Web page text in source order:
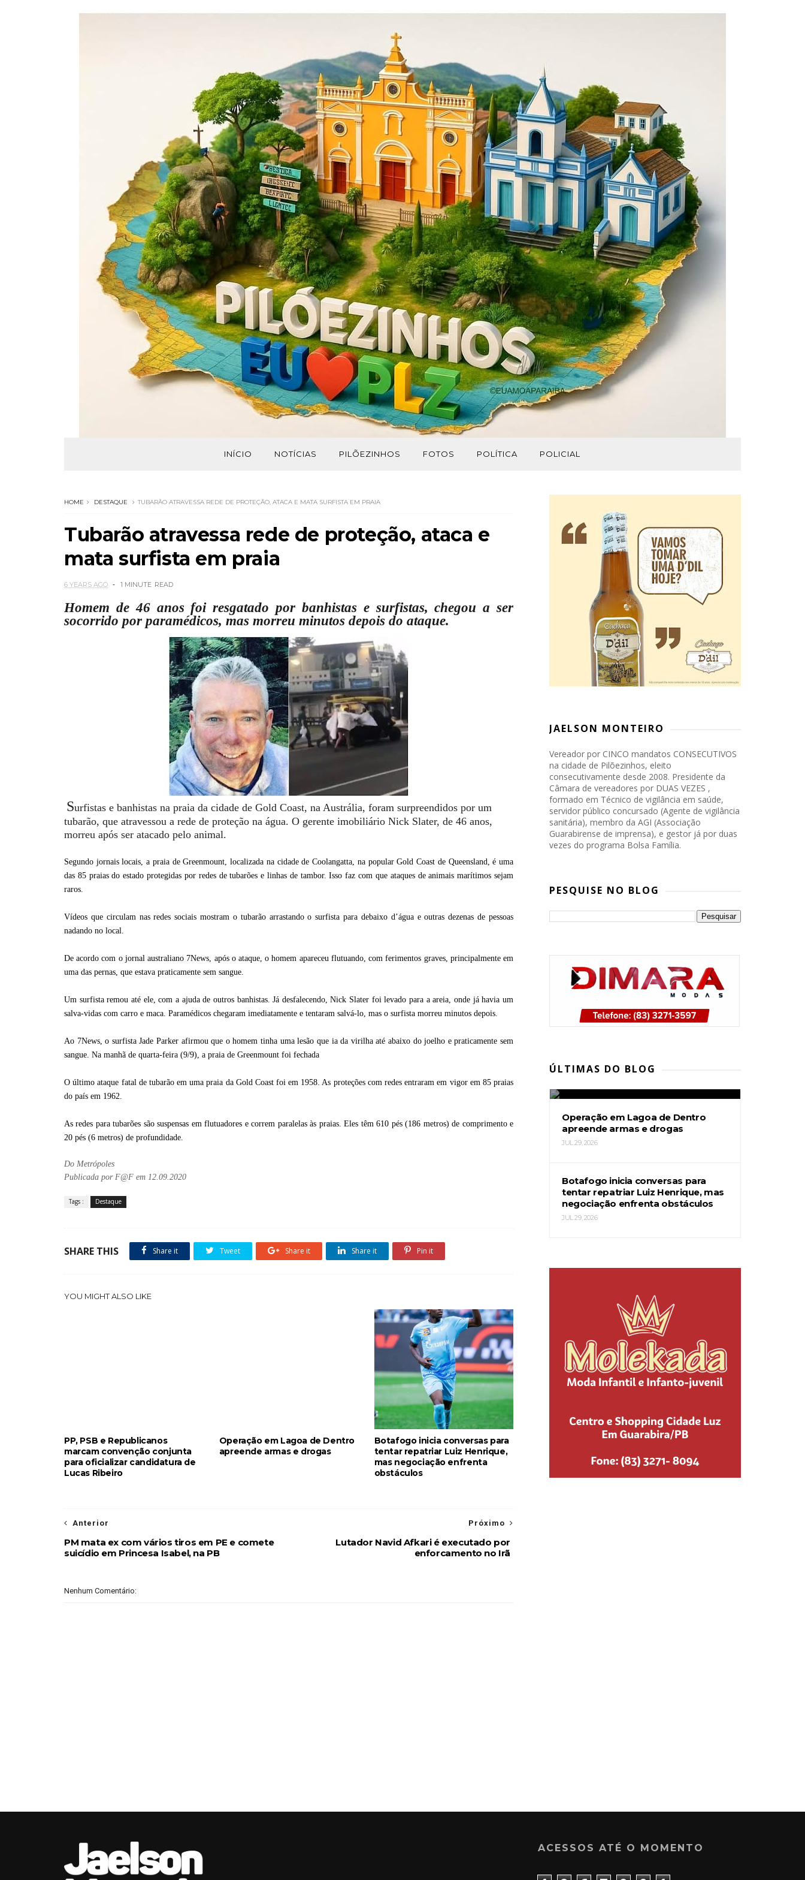
INÍCIO NOTÍCIAS PILÕEZINHOS FOTOS POLÍTICA POLICIAL
HOME DESTAQUE TUBARÃO ATRAVESSA REDE DE PROTEÇÃO, ATACA E MATA SURFISTA EM PRAIA
Tubarão atravessa rede de proteção, ataca e
mata surfista em praia
6 YEARS AGO 1 MINUTE READ
Homem de 46 anos foi resgatado por banhistas e surfistas, chegou a ser
socorrido por paramédicos, mas morreu minutos depois do ataque.
Surfistas e banhistas na praia da cidade de Gold Coast, na Austrália, foram surpreendidos por um
tubarão, que atravessou a rede de proteção na água. O gerente imobiliário Nick Slater, de 46 anos,
morreu após ser atacado pelo animal.
Segundo jornais locais, a praia de Greenmount, localizada na cidade de Coolangatta, na popular Gold Coast de Queensland, é uma
das 85 praias do estado protegidas por redes de tubarões e linhas de tambor. Isso faz com que ataques de animais marítimos sejam
raros.
Vídeos que circulam nas redes sociais mostram o tubarão arrastando o surfista para debaixo d’água e outras dezenas de pessoas
nadando no local.
De acordo com o jornal australiano 7News, após o ataque, o homem apareceu flutuando, com ferimentos graves, principalmente em
uma das pernas, que estava praticamente sem sangue.
Um surfista remou até ele, com a ajuda de outros banhistas. Já desfalecendo, Nick Slater foi levado para a areia, onde já havia um
salva-vidas com carro e maca. Paramédicos chegaram imediatamente e tentaram salvá-lo, mas o surfista morreu minutos depois.
Ao 7News, o surfista Jade Parker afirmou que o homem tinha uma lesão que ia da virilha até abaixo do joelho e praticamente sem
sangue. Na manhã de quarta-feira (9/9), a praia de Greenmount foi fechada
O último ataque fatal de tubarão em uma praia da Gold Coast foi em 1958. As proteções com redes entraram em vigor em 85 praias
do país em 1962.
As redes para tubarões são suspensas em flutuadores e correm paralelas às praias. Eles têm 610 pés (186 metros) de comprimento e
20 pés (6 metros) de profundidade.
Do Metrópoles
Publicada por F@F em 12.09.2020
Tags : Destaque
SHARE THIS Share it Tweet Share it Share it Pin it
YOU MIGHT ALSO LIKE
PP, PSB e Republicanos
marcam convenção conjunta
para oficializar candidatura de
Lucas Ribeiro
Operação em Lagoa de Dentro
apreende armas e drogas
Botafogo inicia conversas para
tentar repatriar Luiz Henrique,
mas negociação enfrenta
obstáculos
Próximo
Lutador Navid Afkari é executado por
enforcamento no Irã
Anterior
PM mata ex com vários tiros em PE e comete
suicídio em Princesa Isabel, na PB
Nenhum Comentário:
JAELSON MONTEIRO
Vereador por CINCO mandatos CONSECUTIVOS
na cidade de Pilõezinhos, eleito
consecutivamente desde 2008. Presidente da
Câmara de vereadores por DUAS VEZES ,
formado em Técnico de vigilância em saúde,
servidor público concursado (Agente de vigilância
sanitária), membro da AGI (Associação
Guarabirense de imprensa), e gestor já por duas
vezes do programa Bolsa Família.
PESQUISE NO BLOG
ÚLTIMAS DO BLOG
candidatura de Lucas Ribeiro
Operação em Lagoa de Dentro
apreende armas e drogas
JUL 29, 2026
Botafogo inicia conversas para
tentar repatriar Luiz Henrique, mas
negociação enfrenta obstáculos
JUL 29, 2026
ACESSOS ATÉ O MOMENTO